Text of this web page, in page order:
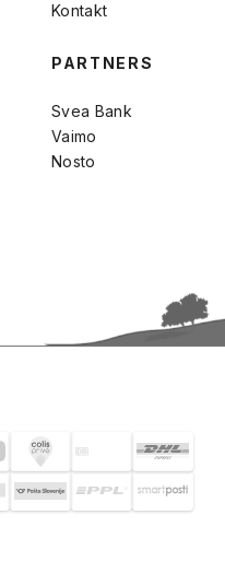
Kontakt
PARTNERS
Svea Bank
Vaimo
Nosto